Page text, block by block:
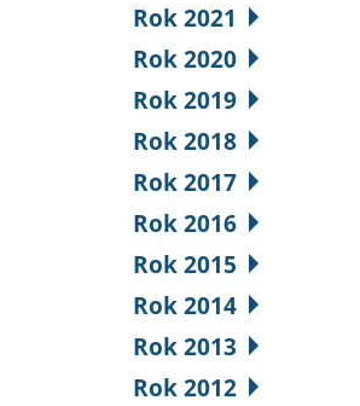
Rok 2021
Rok 2020
Rok 2019
Rok 2018
Rok 2017
Rok 2016
Rok 2015
Rok 2014
Rok 2013
Rok 2012